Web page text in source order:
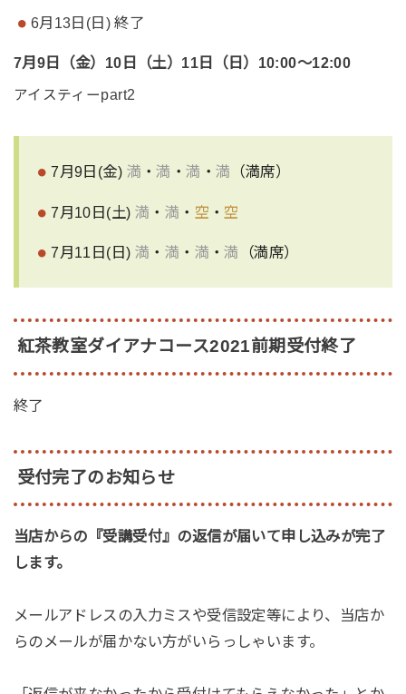
6月13日(日) 終了
7月9日（金）10日（土）11日（日）10:00～12:00
アイスティーpart2
7月9日(金) 満 ・満 ・満 ・満 （満席）
7月10日(土) 満 ・ 満 ・ 空 ・ 空
7月11日(日) 満 ・ 満 ・ 満 ・満 （満席）
紅茶教室ダイアナコース2021前期受付終了
終了
受付完了のお知らせ
当店からの『受講受付』の返信が届いて申し込みが完了
します。
メールアドレスの入力ミスや受信設定等により、当店か
らのメールが届かない方がいらっしゃいます。